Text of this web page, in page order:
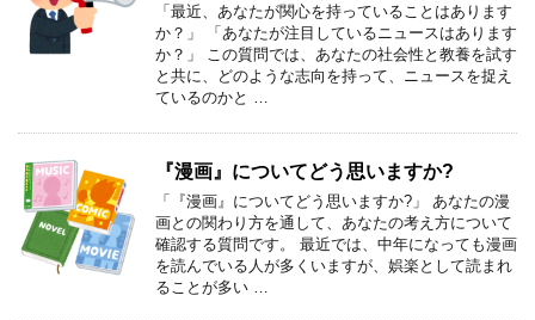
「最近、あなたが関心を持っていることはあります
か？」 「あなたが注目しているニュースはあります
か？」 この質問では、あなたの社会性と教養を試す
と共に、どのような志向を持って、ニュースを捉え
ているのかと …
『漫画』についてどう思いますか?
「『漫画』についてどう思いますか?」 あなたの漫
画との関わり方を通して、あなたの考え方について
確認する質問です。 最近では、中年になっても漫画
を読んでいる人が多くいますが、娯楽として読まれ
ることが多い …